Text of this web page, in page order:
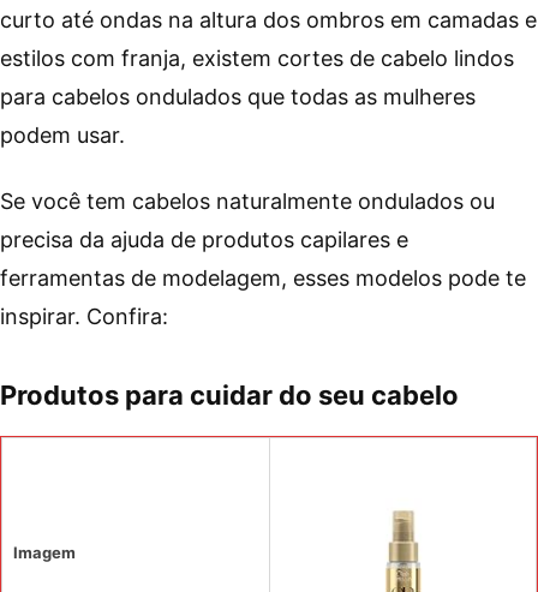
curto até ondas na altura dos ombros em camadas e
estilos com franja, existem cortes de cabelo lindos
para cabelos ondulados que todas as mulheres
podem usar.
Se você tem cabelos naturalmente ondulados ou
precisa da ajuda de produtos capilares e
ferramentas de modelagem, esses modelos pode te
inspirar. Confira:
Produtos para cuidar do seu cabelo
Imagem